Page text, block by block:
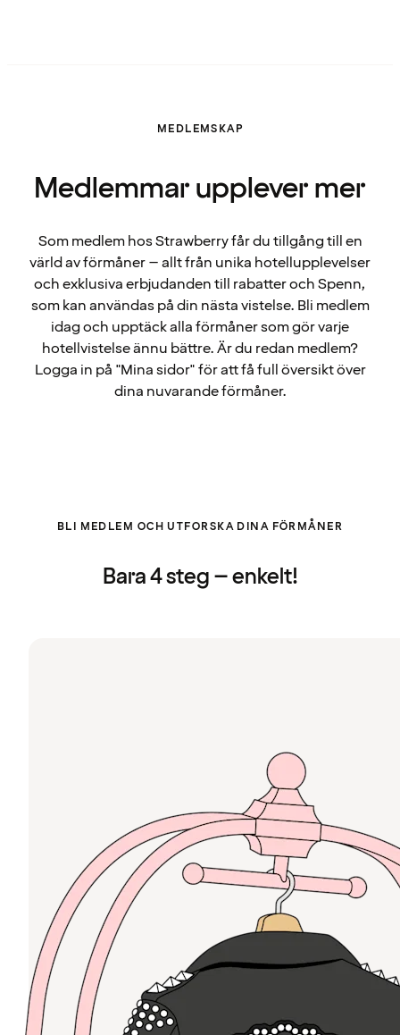
MEDLEMSKAP
Medlemmar upplever mer
Som medlem hos Strawberry får du tillgång till en
värld av förmåner – allt från unika hotellupplevelser
och exklusiva erbjudanden till rabatter och Spenn,
som kan användas på din nästa vistelse. Bli medlem
idag och upptäck alla förmåner som gör varje
hotellvistelse ännu bättre. Är du redan medlem?
Logga in på "Mina sidor" för att få full översikt över
dina nuvarande förmåner.
BLI MEDLEM OCH UTFORSKA DINA FÖRMÅNER
Bara 4 steg – enkelt!